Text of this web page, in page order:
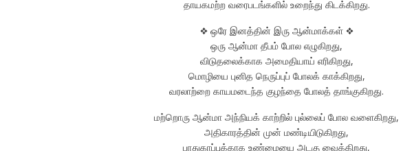
தாயகமற்ற வரைபடங்களில் உறைந்து கிடக்கிறது.
❖ ஒரே இனத்தின் இரு ஆன்மாக்கள் ❖
ஒரு ஆன்மா தீபம் போல எழுகிறது,
விடுதலைக்காக அமைதியாய் எரிகிறது,
மொழியை புனித நெருப்புப் போலக் காக்கிறது,
வரலாற்றை காயமடைந்த குழந்தை போலத் தாங்குகிறது.
மற்றொரு ஆன்மா அந்நியக் காற்றில் புல்லைப் போல வளைகிறது,
அதிகாரத்தின் முன் மண்டியிடுகிறது,
பாதுகாப்புக்காக உண்மையை அடகு வைக்கிறது,